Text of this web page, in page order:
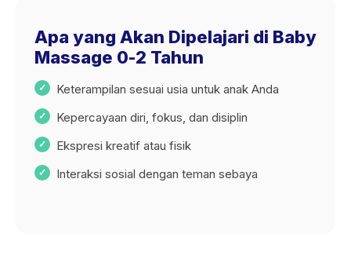
Apa yang Akan Dipelajari di Baby
Massage 0-2 Tahun
Keterampilan sesuai usia untuk anak Anda
Kepercayaan diri, fokus, dan disiplin
Ekspresi kreatif atau fisik
Interaksi sosial dengan teman sebaya